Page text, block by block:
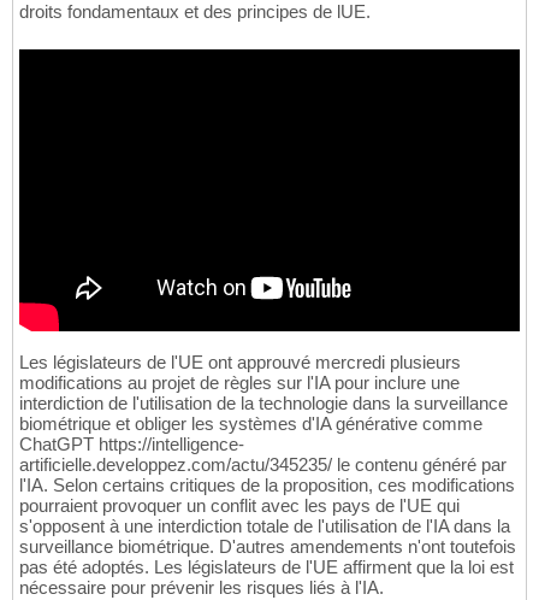
droits fondamentaux et des principes de lUE.
Les législateurs de l'UE ont approuvé mercredi plusieurs
modifications au projet de règles sur l'IA pour inclure une
interdiction de l'utilisation de la technologie dans la surveillance
biométrique et obliger les systèmes d'IA générative comme
ChatGPT https://intelligence-
artificielle.developpez.com/actu/345235/ le contenu généré par
l'IA. Selon certains critiques de la proposition, ces modifications
pourraient provoquer un conflit avec les pays de l'UE qui
s'opposent à une interdiction totale de l'utilisation de l'IA dans la
surveillance biométrique. D'autres amendements n'ont toutefois
pas été adoptés. Les législateurs de l'UE affirment que la loi est
nécessaire pour prévenir les risques liés à l'IA.